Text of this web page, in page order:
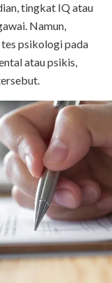
tingkat IQ atau
Namun,
psikologi pada
atau psikis,